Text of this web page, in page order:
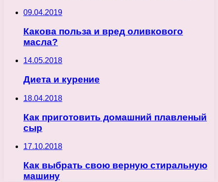
09.04.2019
Какова польза и вред оливкового
масла?
14.05.2018
Диета и курение
18.04.2018
Как приготовить домашний плавленый
сыр
17.10.2018
Как выбрать свою верную стиральную
машину